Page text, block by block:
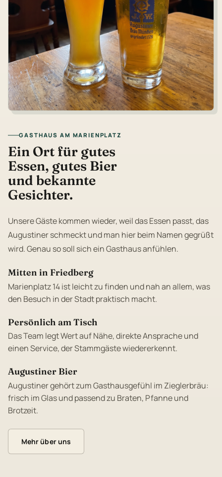
GASTHAUS AM MARIENPLATZ
Ein Ort für gutes
Essen, gutes Bier
und bekannte
Gesichter.
Unsere Gäste kommen wieder, weil das Essen passt, das
Augustiner schmeckt und man hier beim Namen gegrüßt
wird. Genau so soll sich ein Gasthaus anfühlen.
Mitten in Friedberg
Marienplatz 14 ist leicht zu finden und nah an allem, was
den Besuch in der Stadt praktisch macht.
Persönlich am Tisch
Das Team legt Wert auf Nähe, direkte Ansprache und
einen Service, der Stammgäste wiedererkennt.
Augustiner Bier
Augustiner gehört zum Gasthausgefühl im Zieglerbräu:
frisch im Glas und passend zu Braten, Pfanne und
Brotzeit.
Mehr über uns